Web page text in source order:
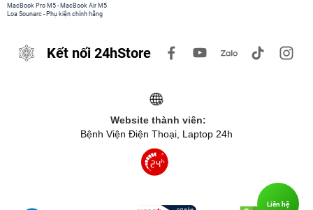
MacBook Pro M5 - MacBook Air M5
Loa Sounarc - Phụ kiện chính hãng
Kết nối 24hStore
Website thành viên:
Bệnh Viện Điện Thoại, Laptop 24h
Liên hệ